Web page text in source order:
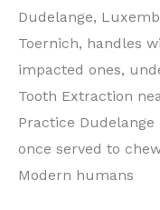
Tanson
Luxembourg
Dudelange,
Toernich, handles
impacted ones,
Tooth Extraction
Practice
once served to
Modern humans